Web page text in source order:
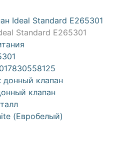
Standard E265301
донный клапан
клапан
(Евробелый)